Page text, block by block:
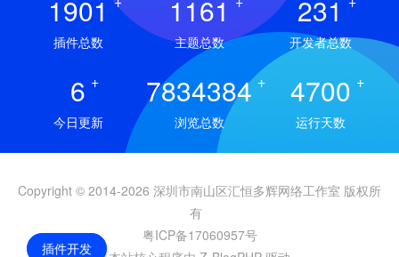
1901
插件总数
1161
主题总数
231
开发者总数
6 +
今日更新
7834384 +
浏览总数
4700 +
运行天数
Copyright © 2014-2026 深圳市南山区汇恒多辉网络工作室 版权所
有
粤ICP备17060957号
插件开发